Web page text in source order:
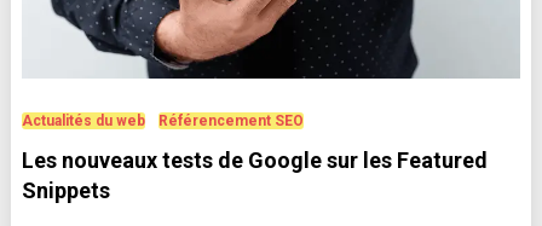
Actualités du web Référencement SEO
Les nouveaux tests de Google sur les Featured
Snippets